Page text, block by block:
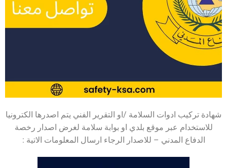
شهادة تركيب ادوات السلامة /او التقرير الفني يتم اصدرها الكترونيا
للاستخدام عبر موقع بلدي او بوابة سلامة لغرض اصدار رخصة
الدفاع المدني – للاصدار الرجاء ارسال المعلومات الاتية :